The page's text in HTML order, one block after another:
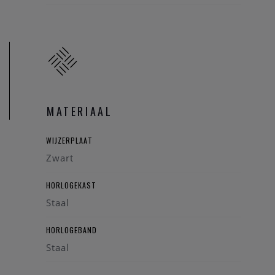
MATERIAAL
WIJZERPLAAT
Zwart
HORLOGEKAST
Staal
HORLOGEBAND
Staal